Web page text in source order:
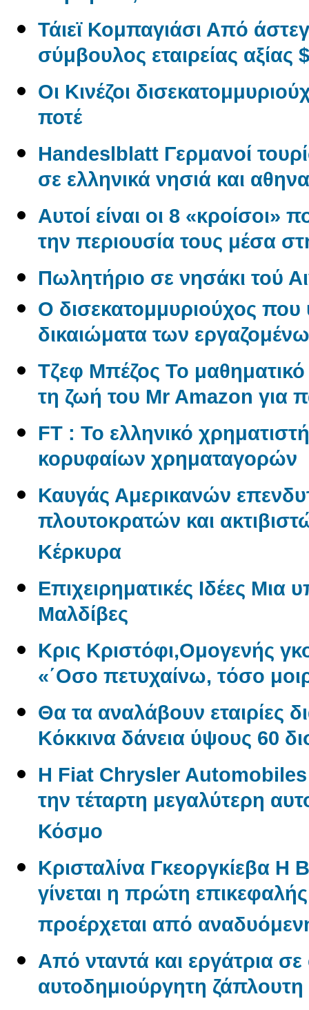
Τάιεϊ Κομπαγιάσι Από
σύμβουλος εταιρείας αξίας
Οι Κινέζοι
ποτέ
Handeslblatt Γερμανοί
σε ελληνικά νησιά και
Αυτοί είναι οι 8 «κροίσοι»
την περιουσία τους μέσα
Πωλητήριο σε νησάκι τού
O δισεκατομμυριούχος που
δικαιώματα των
Tζεφ Μπέζος Το
τη ζωή του Mr Amazon για
FT : Το ελληνικό
κορυφαίων χρηματαγορών
Καυγάς Αμερικανών
πλουτοκρατών και
Κέρκυρα
Επιχειρηματικές Ιδέες Μια
Μαλδίβες
Κρις Κριστόφι,Ομογενής
«΄Οσο πετυχαίνω, τόσο
Θα τα αναλάβουν εταιρίες
Kόκκινα δάνεια ύψους 60
Η Fiat Chrysler Automobiles
την τέταρτη μεγαλύτερη
Κόσμο
Κρισταλίνα Γκεοργκίεβα Η
γίνεται η πρώτη
προέρχεται από
Από νταντά και εργάτρια
αυτοδημιούργητη ζάπλουτη